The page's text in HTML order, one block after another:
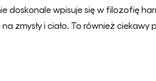
doskonale wpisuje się w filozofię
zmysły i ciało. To również ciekawy